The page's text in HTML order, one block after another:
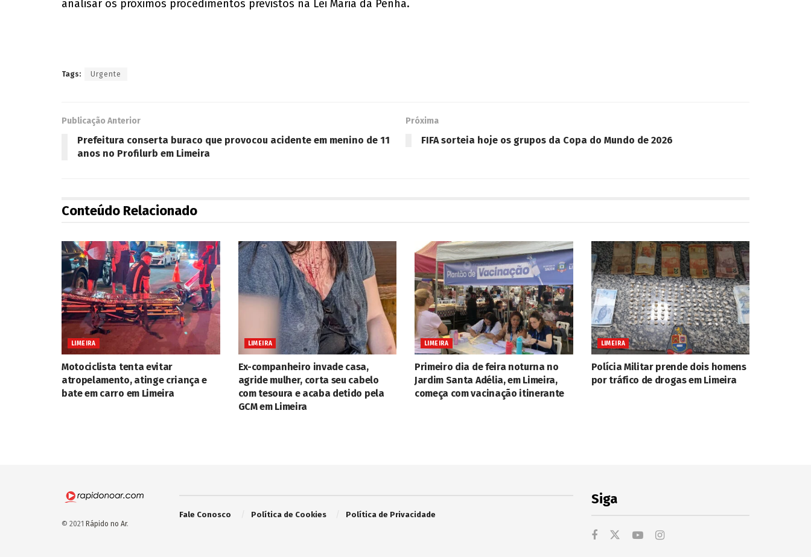
analisar os próximos procedimentos previstos na Lei Maria da Penha.
Tags: Urgente
Publicação Anterior
Prefeitura conserta buraco que provocou acidente em menino de 11
anos no Profilurb em Limeira
Próxima
FIFA sorteia hoje os grupos da Copa do Mundo de 2026
Conteúdo Relacionado
LIMEIRA
Motociclista tenta evitar
atropelamento, atinge criança e
bate em carro em Limeira
LIMEIRA
Ex-companheiro invade casa,
agride mulher, corta seu cabelo
com tesoura e acaba detido pela
GCM em Limeira
LIMEIRA
Primeiro dia de feira noturna no
Jardim Santa Adélia, em Limeira,
começa com vacinação itinerante
LIMEIRA
Polícia Militar prende dois homens
por tráfico de drogas em Limeira
© 2021 Rápido no Ar.
Fale Conosco Política de Cookies Política de Privacidade
Siga